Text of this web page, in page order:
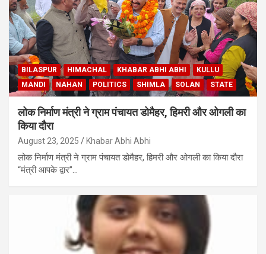
BILASPUR HIMACHAL KHABAR ABHI ABHI
KULLU
MANDI
NAHAN POLITICS SHIMLA SOLAN STATE
लोक निर्माण मंत्री ने ग्राम पंचायत डोमैहर, हिमरी और ओगली का
किया दौरा
August 23, 2025 Khabar Abhi Abhi
लोक निर्माण मंत्री ने ग्राम पंचायत डोमैहर, हिमरी और ओगली का किया दौरा
“मंत्री आपके द्वार”…